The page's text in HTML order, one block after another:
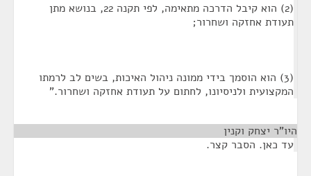
(2) הוא קיבל הדרכה מתאימה, לפי תקנה 22, בנושא מתן
תעודת אחזקה ושחרור;
(3) הוא הוסמך בידי ממונה ניהול האיכות, בשים לב לרמתו
המקצועית ולניסיונו, לחתום על תעודת אחזקה ושחרור."
היו"ר יצחק וקנין
עד כאן. הסבר קצר.